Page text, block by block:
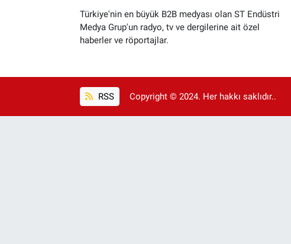
Türkiye'nin en büyük B2B medyası olan ST Endüstri
Medya Grup'un radyo, tv ve dergilerine ait özel
haberler ve röportajlar.
RSS Copyright © 2024. Her hakkı saklıdır..